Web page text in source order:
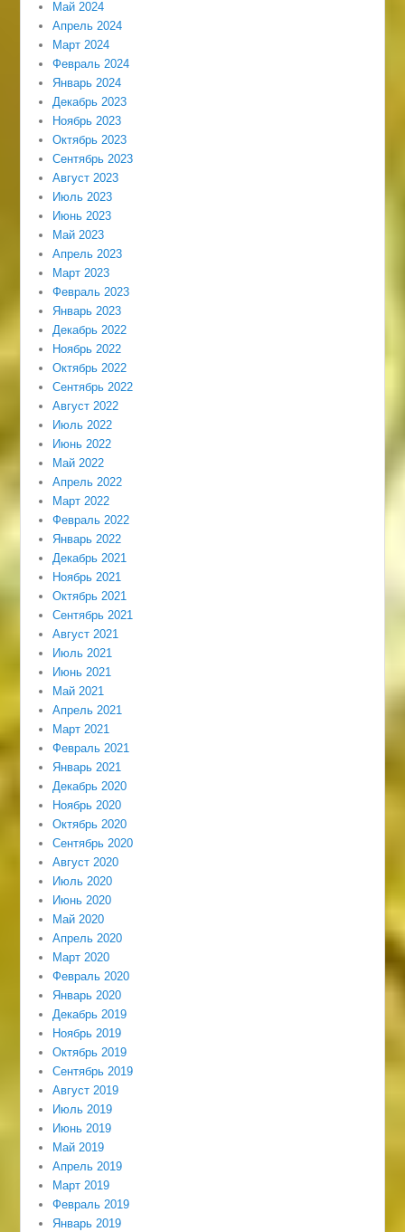
Май 2024
Апрель 2024
Март 2024
Февраль 2024
Январь 2024
Декабрь 2023
Ноябрь 2023
Октябрь 2023
Сентябрь 2023
Август 2023
Июль 2023
Июнь 2023
Май 2023
Апрель 2023
Март 2023
Февраль 2023
Январь 2023
Декабрь 2022
Ноябрь 2022
Октябрь 2022
Сентябрь 2022
Август 2022
Июль 2022
Июнь 2022
Май 2022
Апрель 2022
Март 2022
Февраль 2022
Январь 2022
Декабрь 2021
Ноябрь 2021
Октябрь 2021
Сентябрь 2021
Август 2021
Июль 2021
Июнь 2021
Май 2021
Апрель 2021
Март 2021
Февраль 2021
Январь 2021
Декабрь 2020
Ноябрь 2020
Октябрь 2020
Сентябрь 2020
Август 2020
Июль 2020
Июнь 2020
Май 2020
Апрель 2020
Март 2020
Февраль 2020
Январь 2020
Декабрь 2019
Ноябрь 2019
Октябрь 2019
Сентябрь 2019
Август 2019
Июль 2019
Июнь 2019
Май 2019
Апрель 2019
Март 2019
Февраль 2019
Январь 2019